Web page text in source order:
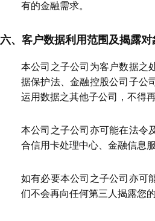
有的金融需求。
六、客户数据利用范围及揭露对
本公司之子公司为客户数据之
据保护法、金融控股公司子公
运用数据之其他子公司，不得
本公司之子公司亦可能在法令
合信用卡处理中心、金融信息
如有必要本公司之子公司亦可
们不会再向任何第三人揭露您